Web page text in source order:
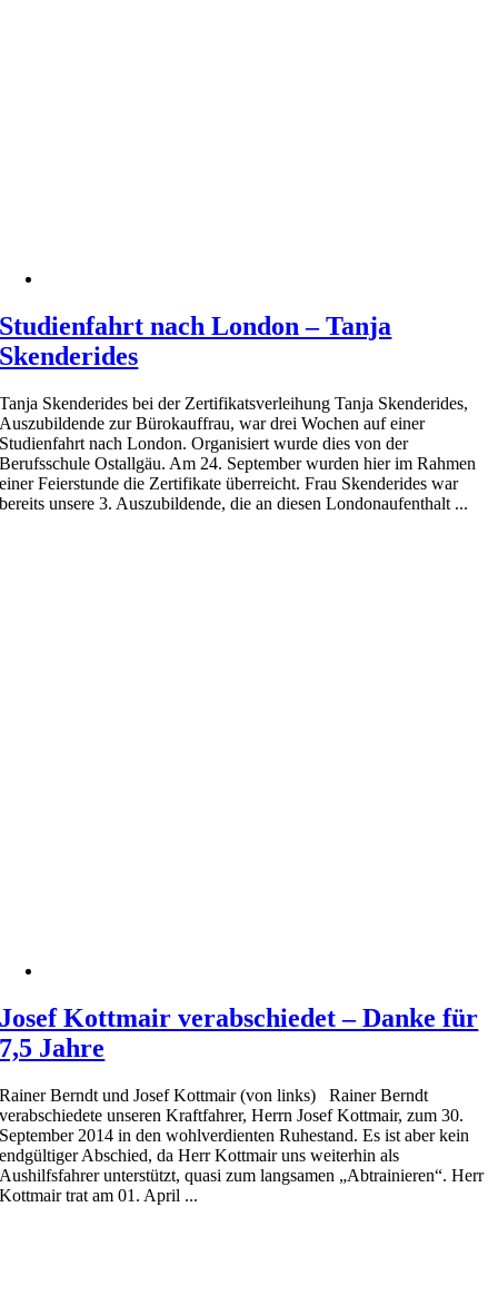
Studienfahrt nach London – Tanja
Skenderides
Tanja Skenderides bei der Zertifikatsverleihung Tanja Skenderides,
Auszubildende zur Bürokauffrau, war drei Wochen auf einer
Studienfahrt nach London. Organisiert wurde dies von der
Berufsschule Ostallgäu. Am 24. September wurden hier im Rahmen
einer Feierstunde die Zertifikate überreicht. Frau Skenderides war
bereits unsere 3. Auszubildende, die an diesen Londonaufenthalt ...
Josef Kottmair verabschiedet – Danke für
7,5 Jahre
Rainer Berndt und Josef Kottmair (von links) Rainer Berndt
verabschiedete unseren Kraftfahrer, Herrn Josef Kottmair, zum 30.
September 2014 in den wohlverdienten Ruhestand. Es ist aber kein
endgültiger Abschied, da Herr Kottmair uns weiterhin als
Aushilfsfahrer unterstützt, quasi zum langsamen „Abtrainieren“. Herr
Kottmair trat am 01. April ...